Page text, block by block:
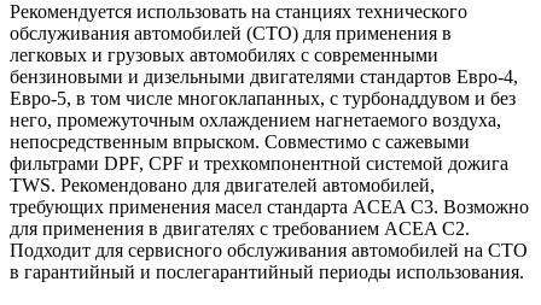
Рекомендуется использовать на станциях технического
обслуживания автомобилей (СТО) для применения в
легковых и грузовых автомобилях с современными
бензиновыми и дизельными двигателями стандартов Евро-4,
Евро-5, в том числе многоклапанных, с турбонаддувом и без
него, промежуточным охлаждением нагнетаемого воздуха,
непосредственным впрыском. Совместимо с сажевыми
фильтрами DPF, CPF и трехкомпонентной системой дожига
TWS. Рекомендовано для двигателей автомобилей,
требующих применения масел стандарта ACEA C3. Возможно
для применения в двигателях с требованием ACEA C2.
Подходит для сервисного обслуживания автомобилей на СТО
в гарантийный и послегарантийный периоды использования.